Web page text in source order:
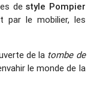
destyle Pompier
par le mobilier, les
de la tombe de
le monde de la